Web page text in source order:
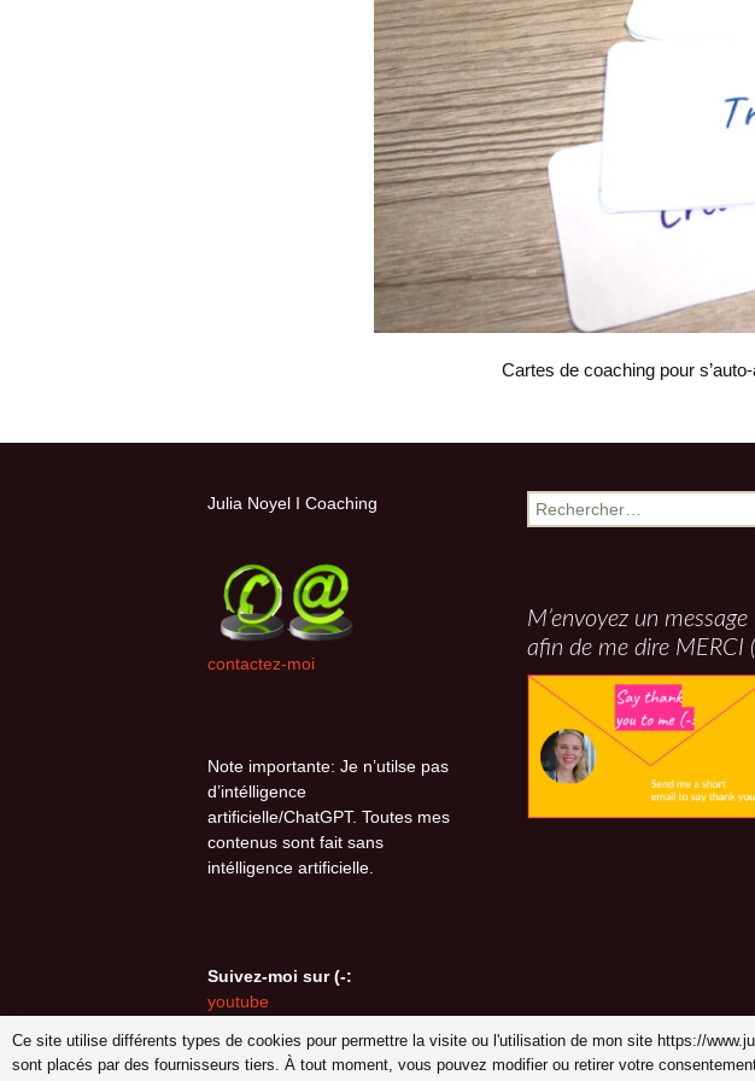
Hypersensible empathe ame
jumelle personne intuitive
creative
Coaching entreprise
(Tous mes services)
Cartes de coaching pour
Julia Noyel I Coaching
contactez-moi
Rechercher :
M’envoyez un message
afin de me dire MERCI
Note importante: Je n’utilse pas
d’intélligence
artificielle/ChatGPT. Toutes mes
contenus sont fait sans
intélligence artificielle.
Suivez-moi sur (-:
youtube
Pinterest
Ce site utilise différents types de cookies pour permettre la visite ou l'utilisation de mon site https://
sont placés par des fournisseurs tiers. À tout moment, vous pouvez modifier ou retirer votre